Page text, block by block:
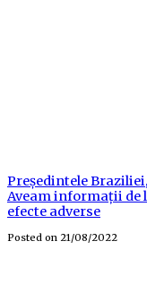
Președintele
Aveam informații de
efecte adverse
Posted on 21/08/2022